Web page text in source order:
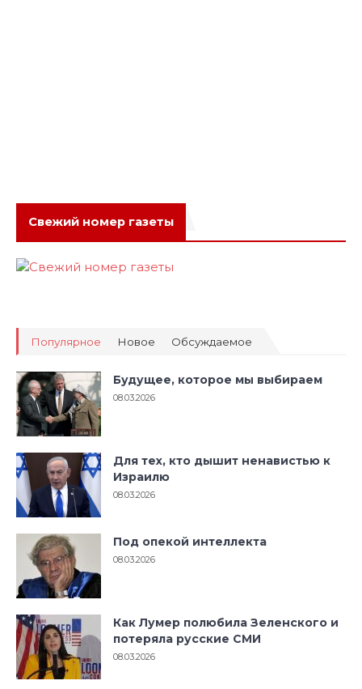
Свежий номер газеты
Популярное Новое Обсуждаемое
Будущее, которое мы выбираем
08.03.2026
Для тех, кто дышит ненавистью к
Израилю
08.03.2026
Под опекой интеллекта
08.03.2026
Как Лумер полюбила Зеленского и
потеряла русские СМИ
08.03.2026